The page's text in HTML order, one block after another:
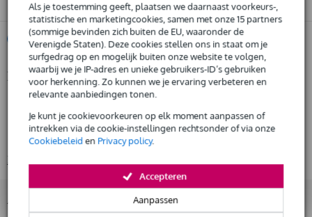
Als je toestemming geeft, plaatsen we daarnaast voorkeurs-,
statistische en marketingcookies, samen met onze 15 partners
(sommige bevinden zich buiten de EU, waaronder de
Verenigde Staten). Deze cookies stellen ons in staat om je
surfgedrag op en mogelijk buiten onze website te volgen,
waarbij we je IP-adres en unieke gebruikers-ID’s gebruiken
voor herkenning. Zo kunnen we je ervaring verbeteren en
relevante aanbiedingen tonen.
Je kunt je cookievoorkeuren op elk moment aanpassen of
intrekken via de cookie-instellingen rechtsonder of via onze
Cookiebeleiden Privacy policy.
Aanpassen
Accepteren
Huur dit product
Huur dit product al vanaf 36 euro per maand
Huur meerdere producten tegelijk: min. € 300,- en max.
Gratisthuisbezorgd of op te halen in de winkel
Al na 4 maanden maandelijks opzegbaar
De mogelijkheid om je product(en) met korting te kopen
Huur dit product
Productinformatie
compacte lichtset
4 parren met elk 7x 3-in-1 RGB LED modules
T-balk met ingebouwde controller